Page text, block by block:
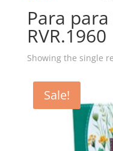
Para
RVR.1960
Showing the single
Sale!